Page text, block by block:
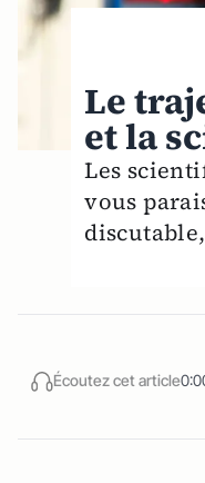
Le
et la
Les
vous
Écoutez cet article